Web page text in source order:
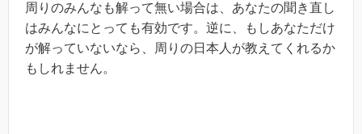
周りのみんなも解って無い場合は、あなたの聞き直し
はみんなにとっても有効です。逆に、もしあなただけ
が解っていないなら、周りの日本人が教えてくれるか
もしれません。